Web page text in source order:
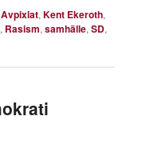
Avpixlat,Kent Ekeroth,
, Rasism,samhälle,SD,